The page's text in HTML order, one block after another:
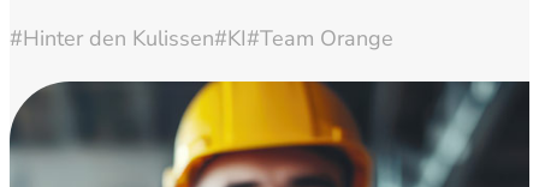
#Hinter den Kulissen#KI#Team Orange